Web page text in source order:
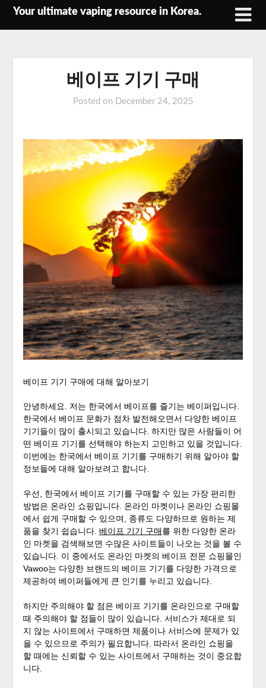
SkipYour ultimate vaping resource in Korea.
베이프 기기 구매
Posted on December 24, 2025
베이프 기기 구매에 대해 알아보기
안녕하세요. 저는 한국에서 베이프를 즐기는 베이퍼입니다.
한국에서 베이프 문화가 점차 발전해오면서 다양한 베이프
기기들이 많이 출시되고 있습니다. 하지만 많은 사람들이 어
떤 베이프 기기를 선택해야 하는지 고민하고 있을 것입니다.
이번에는 한국에서 베이프 기기를 구매하기 위해 알아야 할
정보들에 대해 알아보려고 합니다.
우선, 한국에서 베이프 기기를 구매할 수 있는 가장 편리한
방법은 온라인 쇼핑입니다. 온라인 마켓이나 온라인 쇼핑몰
에서 쉽게 구매할 수 있으며, 종류도 다양하므로 원하는 제
품을 찾기 쉽습니다. 베이프 기기 구매를 위한 다양한 온라
인 마켓을 검색해보면 수많은 사이트들이 나오는 것을 볼 수
있습니다. 이 중에서도 온라인 마켓의 베이프 전문 쇼핑몰인
Vawoo는 다양한 브랜드의 베이프 기기를 다양한 가격으로
제공하여 베이퍼들에게 큰 인기를 누리고 있습니다.
하지만 주의해야 할 점은 베이프 기기를 온라인으로 구매할
때 주의해야 할 점들이 많이 있습니다. 서비스가 제대로 되
지 않는 사이트에서 구매하면 제품이나 서비스에 문제가 있
을 수 있으므로 주의가 필요합니다. 따라서 온라인 쇼핑을
할 때에는 신뢰할 수 있는 사이트에서 구매하는 것이 중요합
니다.